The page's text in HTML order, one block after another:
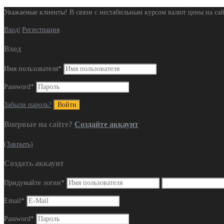
Уважаемые клиенты! В связи с нестабильным курсом валют цены на
Вход Регистрация
Вход
Имя пользователя*
Password *
Забыли пароль?
Впервые на сайте? Создайте аккаунт
(Закрыть)
Создать аккаунт
Придумайте логин*
Email*
Password*